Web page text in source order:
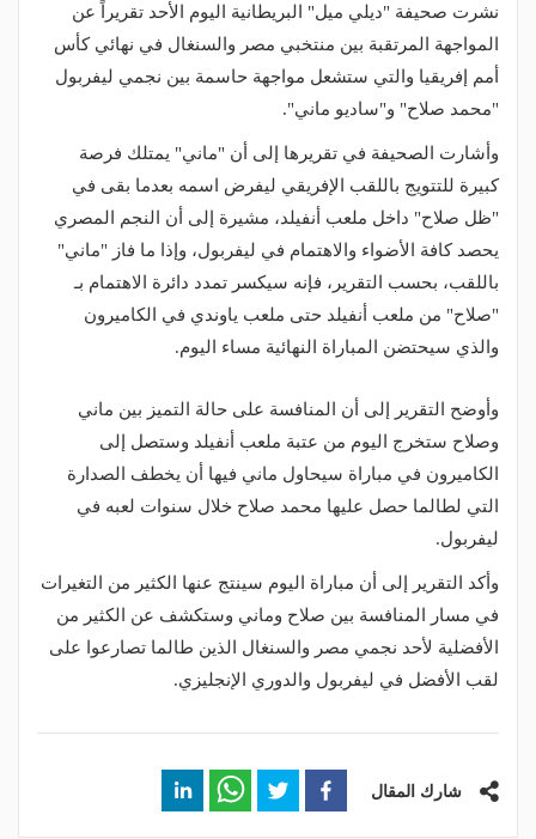
نشرت صحيفة "ديلي ميل" البريطانية اليوم الأحد تقريراً عن
المواجهة المرتقبة بين منتخبي مصر والسنغال في نهائي كأس
أمم إفريقيا والتي ستشعل مواجهة حاسمة بين نجمي ليفربول
"محمد صلاح" و"ساديو ماني".
وأشارت الصحيفة في تقريرها إلى أن "ماني" يمتلك فرصة
كبيرة للتتويج باللقب الإفريقي ليفرض اسمه بعدما بقى في
"ظل صلاح" داخل ملعب أنفيلد، مشيرة إلى أن النجم المصري
يحصد كافة الأضواء والاهتمام في ليفربول، وإذا ما فاز "ماني"
باللقب، بحسب التقرير، فإنه سيكسر تمدد دائرة الاهتمام بـ
"صلاح" من ملعب أنفيلد حتى ملعب ياوندي في الكاميرون
والذي سيحتضن المباراة النهائية مساء اليوم.
وأوضح التقرير إلى أن المنافسة على حالة التميز بين ماني
وصلاح ستخرج اليوم من عتبة ملعب أنفيلد وستصل إلى
الكاميرون في مباراة سيحاول ماني فيها أن يخطف الصدارة
التي لطالما حصل عليها محمد صلاح خلال سنوات لعبه في
ليفربول.
وأكد التقرير إلى أن مباراة اليوم سينتج عنها الكثير من التغيرات
في مسار المنافسة بين صلاح وماني وستكشف عن الكثير من
الأفضلية لأحد نجمي مصر والسنغال الذين طالما تصارعوا على
لقب الأفضل في ليفربول والدوري الإنجليزي.
شارك المقال